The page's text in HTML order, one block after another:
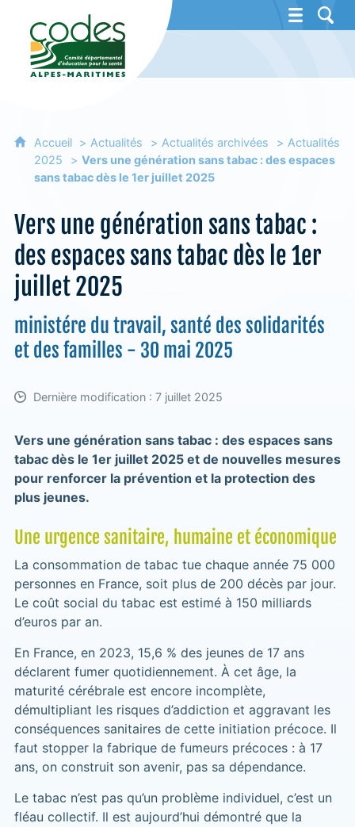
CoDES 06 - Comité départemental
Accueil Actualités Actualités archivées
Actualités
2025
Vers une génération sans tabac : des espaces
sans tabac dès le 1er juillet 2025
Vers une génération sans tabac :
des espaces sans tabac dès le 1er
juillet 2025
ministére du travail, santé des solidarités
et des familles - 30 mai 2025
Dernière modification : 7 juillet 2025
Vers une génération sans tabac : des espaces sans
tabac dès le 1er juillet 2025 et de nouvelles mesures
pour renforcer la prévention et la protection des
plus jeunes.
Une urgence sanitaire, humaine et économique
La consommation de tabac tue chaque année 75 000
personnes en France, soit plus de 200 décès par jour.
Le coût social du tabac est estimé à 150 milliards
d’euros par an.
En France, en 2023, 15,6 % des jeunes de 17 ans
déclarent fumer quotidiennement. À cet âge, la
maturité cérébrale est encore incomplète,
démultipliant les risques d’addiction et aggravant les
conséquences sanitaires de cette initiation précoce. Il
faut stopper la fabrique de fumeurs précoces : à 17
ans, on construit son avenir, pas sa dépendance.
Le tabac n’est pas qu’un problème individuel, c’est un
fléau collectif. Il est aujourd’hui démontré que la